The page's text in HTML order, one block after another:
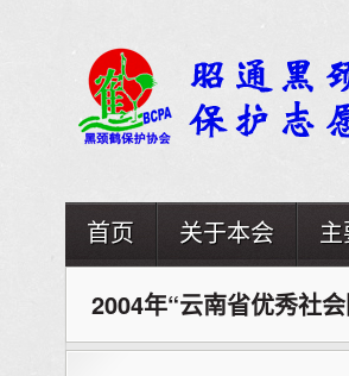
首页 关于本会
2004年“云南省优秀社